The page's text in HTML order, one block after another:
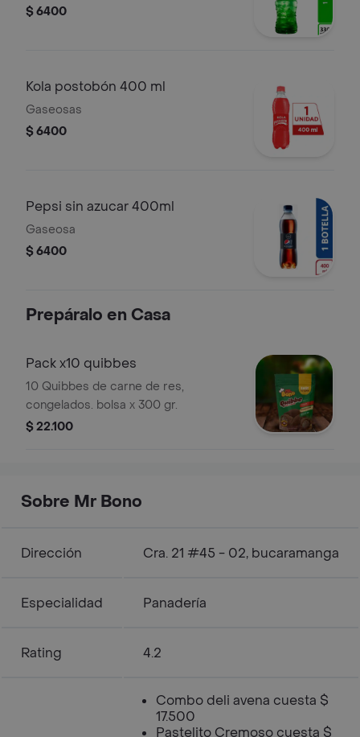
$ 6400
Kola postobón 400 ml
Gaseosas
$ 6400
Pepsi sin azucar 400ml
Gaseosa
$ 6400
Prepáralo en Casa
Pack x10 quibbes
10 Quibbes de carne de res,
congelados. bolsa x 300 gr.
$ 22.100
Sobre Mr Bono
Dirección Cra. 21 #45 - 02, bucaramanga
Especialidad Panadería
Rating 4.2
Combo deli avena cuesta $
17.500
Pastelito Cremoso cuesta $